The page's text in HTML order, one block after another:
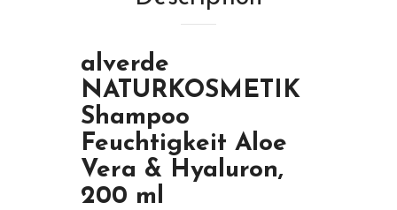
alverde
NATURKOSMETIK
Shampoo
Feuchtigkeit Aloe
Vera & Hyaluron,
200 ml